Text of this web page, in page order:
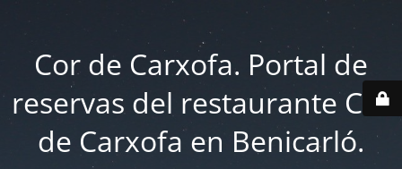
Cor de Carxofa. Portal de
reservas del restaurante Cor
de Carxofa en Benicarló.